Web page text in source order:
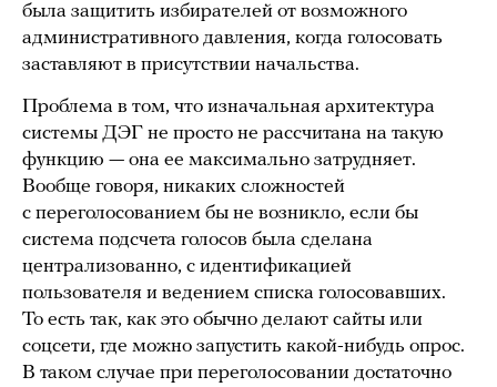
была защитить избирателей от возможного
административного давления, когда голосовать
заставляют в присутствии начальства.
Проблема в том, что изначальная архитектура
системы ДЭГ не просто не рассчитана на такую
функцию — она ее максимально затрудняет.
Вообще говоря, никаких сложностей
с переголосованием бы не возникло, если бы
система подсчета голосов была сделана
централизованно, с идентификацией
пользователя и ведением списка голосовавших.
То есть так, как это обычно делают сайты или
соцсети, где можно запустить какой-нибудь опрос.
В таком случае при переголосовании достаточно